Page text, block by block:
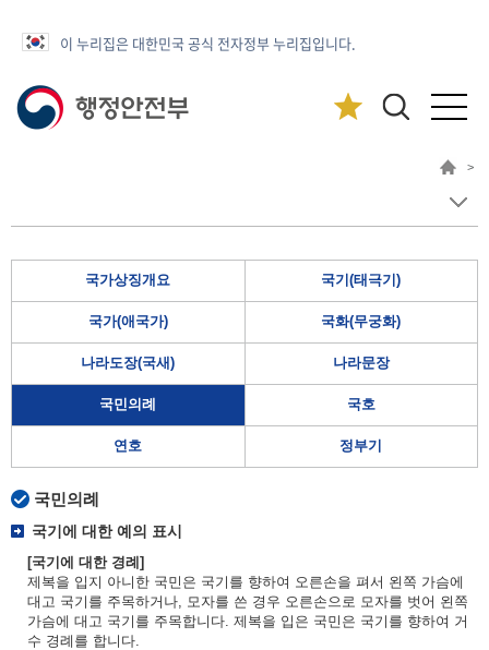
이 누리집은 대한민국 공식 전자정부 누리집입니다.
>
국가상징개요 국기(태극기)
국가(애국가) 국화(무궁화)
나라도장(국새) 나라문장
국민의례 국호
연호 정부기
국민의례
국기에 대한 예의 표시
[국기에 대한 경례]
제복을 입지 아니한 국민은 국기를 향하여 오른손을 펴서 왼쪽 가슴에
대고 국기를 주목하거나, 모자를 쓴 경우 오른손으로 모자를 벗어 왼쪽
가슴에 대고 국기를 주목합니다. 제복을 입은 국민은 국기를 향하여 거
수 경례를 합니다.